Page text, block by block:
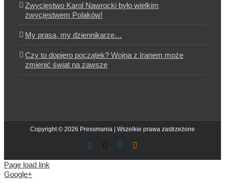
Zwycięstwo Karol Nawrocki było wielkim
zwycięstwem Polaków!
My prasa, my dziennikarze…
Czy to dopiero początek? Wojna z Iranem może
zmienić świat na zawsze
Copyright © 2026 Pressmania | Wszelkie prawa zastrzeżone
Facebook LinkedIn
Page load link
Google+